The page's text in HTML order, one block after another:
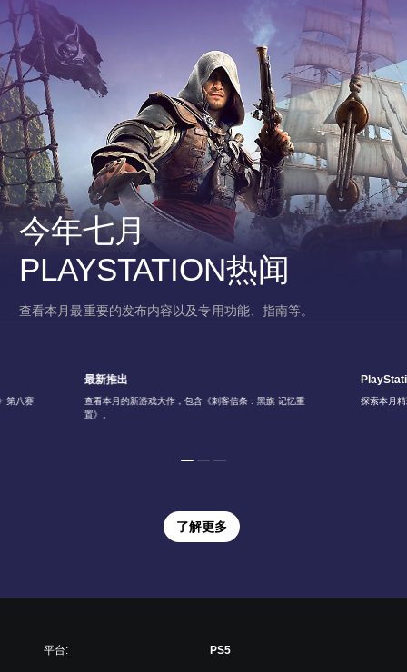
今年七月
PLAYSTATION热闻
查看本月最重要的发布内容以及专用功能、指南等。
最新推出
查看本月的新游戏大作，包含《刺客信条：黑旗 记忆重
置》。
探索本月
第八赛
了解更多
平台: PS5